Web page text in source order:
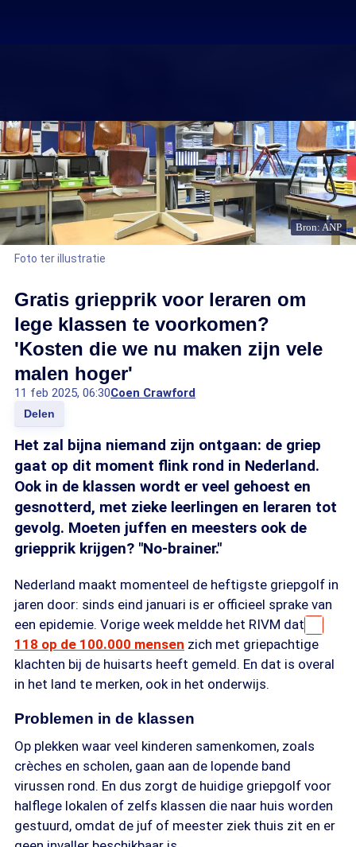
Bron: ANP
Foto ter illustratie
Gratis griepprik voor leraren om
lege klassen te voorkomen?
'Kosten die we nu maken zijn vele
malen hoger'
11 feb 2025, 06:30Coen Crawford
Delen
Het zal bijna niemand zijn ontgaan: de griep
gaat op dit moment flink rond in Nederland.
Ook in de klassen wordt er veel gehoest en
gesnotterd, met zieke leerlingen en leraren tot
gevolg. Moeten juffen en meesters ook de
griepprik krijgen? "No-brainer."
Nederland maakt momenteel de heftigste griepgolf in
jaren door: sinds eind januari is er officieel sprake van
een epidemie. Vorige week meldde het RIVM dat
118 op de 100.000 mensen zich met griepachtige
klachten bij de huisarts heeft gemeld. En dat is overal
in het land te merken, ook in het onderwijs.
Problemen in de klassen
Op plekken waar veel kinderen samenkomen, zoals
crèches en scholen, gaan aan de lopende band
virussen rond. En dus zorgt de huidige griepgolf voor
halflege lokalen of zelfs klassen die naar huis worden
gestuurd, omdat de juf of meester ziek thuis zit en er